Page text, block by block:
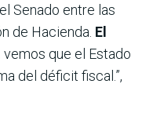
Senado entre las
de Hacienda. El
vemos que el Estado
del déficit fiscal.”,